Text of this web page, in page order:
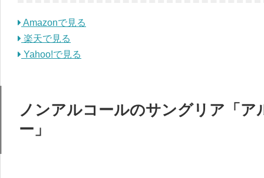
Amazonで見る
楽天で見る
Yahoo!で見る
ノンアルコールのサングリア「ア
ー」